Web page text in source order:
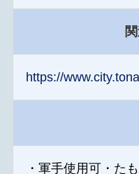
https://
・軍手使用可・た